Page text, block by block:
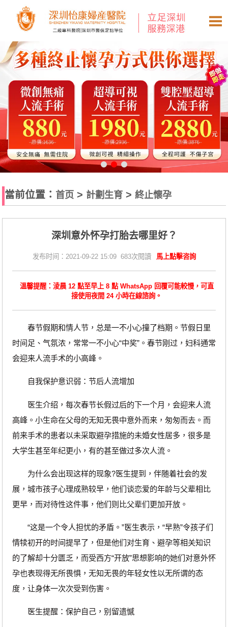
當前位置： 首页 > 計劃生育 >終止懷孕
深圳意外怀孕打胎去哪里好？
发布时间：2021-09-22 15:09 683次閱讀 馬上點擊咨詢
溫馨提醒：淩晨 12 點至早上 8 點 WhatsApp 回覆可能較慢，可直
接使用夜間 24 小時在線諮詢。
春节假期和情人节，总是一不小心撞了档期。节假日里
时间足、气氛浓，常常一不小心“中奖”。春节刚过，妇科通常
会迎来人流手术的小高峰。
自我保护意识弱：节后人流增加
医生介绍，每次春节长假过后的下一个月，会迎来人流
高峰。小生命在父母的无知无畏中意外而来，匆匆而去。而
前来手术的患者以未采取避孕措施的未婚女性居多，很多是
大学生甚至年纪更小，有的甚至做过多次人流。
为什么会出现这样的现象?医生提到，伴随着社会的发
展，城市孩子心理成熟较早，他们谈恋爱的年龄与父辈相比
更早，而对待性这件事，他们则比父辈们更加开放。
“这是一个令人担忧的矛盾。”医生表示，“早熟”令孩子们
情犊初开的时间提早了，但是他们对生育、避孕等相关知识
的了解却十分匮乏，而受西方“开放”思想影响的她们对意外怀
孕也表现得无所畏惧，无知无畏的年轻女性以无所谓的态
度，让身体一次次受到伤害。
医生提醒：保护自己，别留遗憾